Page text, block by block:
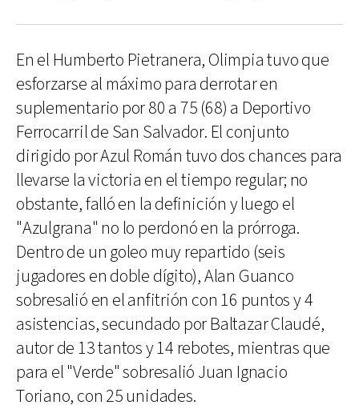
En el Humberto Pietranera, Olimpia tuvo que
esforzarse al máximo para derrotar en
suplementario por 80 a 75 (68) a Deportivo
Ferrocarril de San Salvador. El conjunto
dirigido por Azul Román tuvo dos chances para
llevarse la victoria en el tiempo regular; no
obstante, falló en la definición y luego el
"Azulgrana" no lo perdonó en la prórroga.
Dentro de un goleo muy repartido (seis
jugadores en doble dígito), Alan Guanco
sobresalió en el anfitrión con 16 puntos y 4
asistencias, secundado por Baltazar Claudé,
autor de 13 tantos y 14 rebotes, mientras que
para el "Verde" sobresalió Juan Ignacio
Toriano, con 25 unidades.